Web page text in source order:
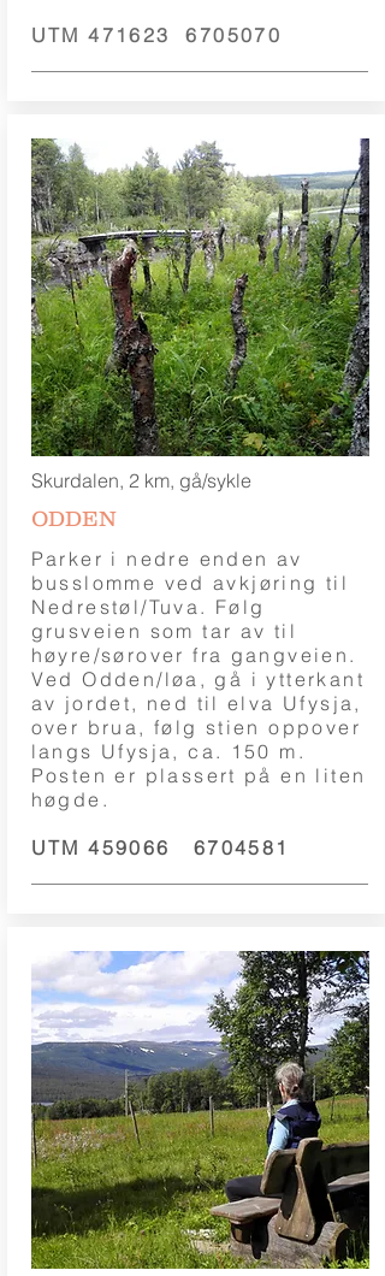
UTM 4716236705070
Skurdalen, 2 km, gå/sykle
ODDEN
Parker i nedre enden av
busslomme ved avkjøring til
Nedrestøl/Tuva. Følg
grusveien som tar av til
høyre/sørover fra gangveien.
Ved Odden/løa, gå i ytterkant
av jordet, ned til elva Ufysja,
over brua, følg stien oppover
langs Ufysja, ca. 150 m.
Posten er plassert på en liten
høgde.
UTM 459066 6704581